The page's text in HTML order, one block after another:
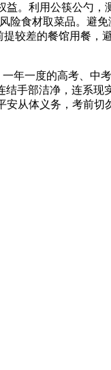
。利用公筷公勺
险食材取菜品。避
较差的餐馆用餐
一度的高考、中考
结手部洁净，连系
安从体义务，考前切